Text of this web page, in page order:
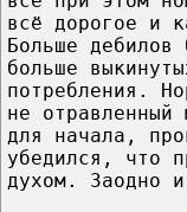
всё дорогое и
Больше дебилов
больше
потребления.
не отравленный
для начала,
убедился, что
духом. Заодно